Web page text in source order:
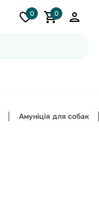
0 0
Амуніція для собак